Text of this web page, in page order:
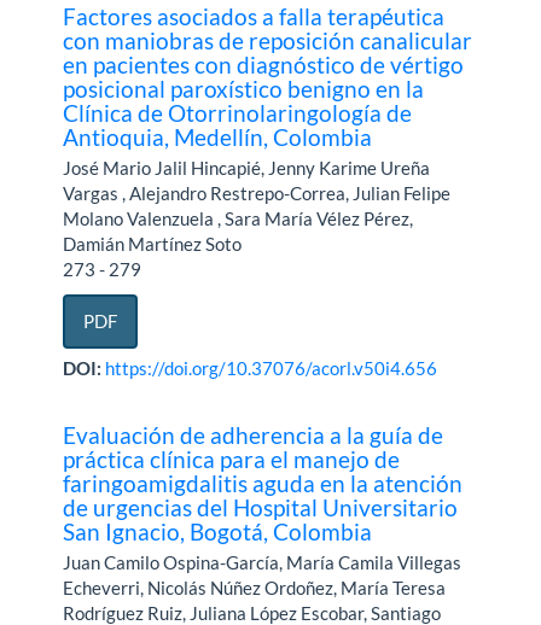
Factores asociados a falla terapéutica
con maniobras de reposición canalicular
en pacientes con diagnóstico de vértigo
posicional paroxístico benigno en la
Clínica de Otorrinolaringología de
Antioquia, Medellín, Colombia
José Mario Jalil Hincapié, Jenny Karime Ureña
Vargas , Alejandro Restrepo-Correa, Julian Felipe
Molano Valenzuela , Sara María Vélez Pérez,
Damián Martínez Soto
273 - 279
PDF
DOI: https://doi.org/10.37076/acorl.v50i4.656
Evaluación de adherencia a la guía de
práctica clínica para el manejo de
faringoamigdalitis aguda en la atención
de urgencias del Hospital Universitario
San Ignacio, Bogotá, Colombia
Juan Camilo Ospina-García, María Camila Villegas
Echeverri, Nicolás Núñez Ordoñez, María Teresa
Rodríguez Ruiz, Juliana López Escobar, Santiago